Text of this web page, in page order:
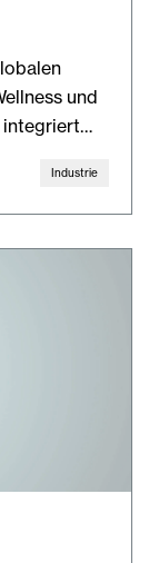
und
integriert…
Industrie